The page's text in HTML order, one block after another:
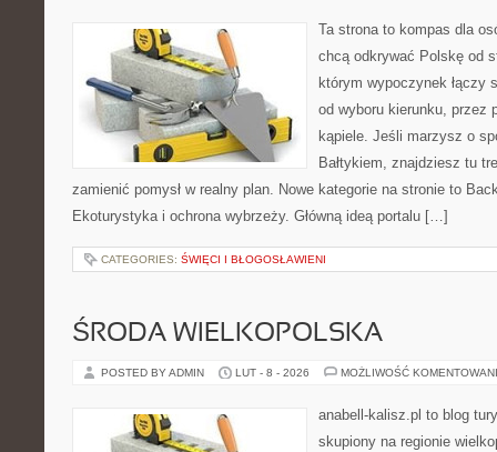
Ta strona to kompas dla
chcą odkrywać Polskę od
którym wypoczynek łączy
od wyboru kierunku, przez
kąpiele. Jeśli marzysz o
Bałtykiem, znajdziesz tu
zamienić pomysł w realny plan. Nowe kategorie na stronie to
Ekoturystyka i ochrona wybrzeży. Główną ideą portalu […]
CATEGORIES: ŚWIĘCI I BŁOGOSŁAWIENI
ŚRODA WIELKOPOLSKA
POSTED BY ADMIN LUT - 8 - 2026 MOŻLIWOŚĆ
anabell-kalisz.pl to blog
skupiony na regionie